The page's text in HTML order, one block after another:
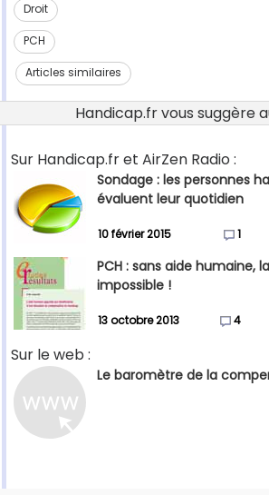
Droit
PCH
Articles similaires
Handicap.fr vous suggère
Sur Handicap.fr et AirZen Radio :
Sondage : les personnes
évaluent leur quotidien
10 février 2015 1
PCH : sans aide humaine,
impossible !
13 octobre 2013 4
Sur le web :
Le baromètre de la